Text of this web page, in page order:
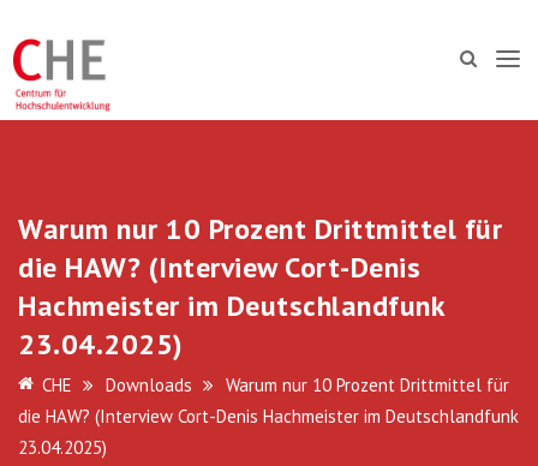
Warum nur 10 Prozent Drittmittel für
die HAW? (Interview Cort-Denis
Hachmeister im Deutschlandfunk
23.04.2025)
CHE Downloads
Warum nur 10 Prozent Drittmittel für
die HAW? (Interview Cort-Denis Hachmeister im Deutschlandfunk
23.04.2025)